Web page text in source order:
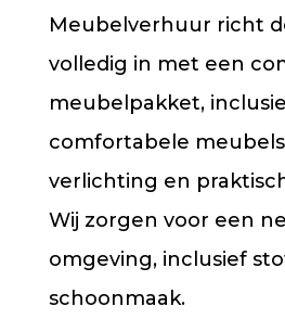
Meubelverhuur richt
volledig in met een
meubelpakket,
comfortabele
verlichting en
Wij zorgen voor een
omgeving, inclusief
schoonmaak.